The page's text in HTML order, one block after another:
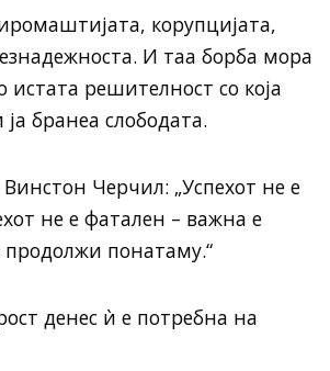
корупцијата,
И таа борба мора
истата решителност со која
бранеа слободата.
Черчил: „Успехот не е
не е фатален – важна е
продолжи понатаму.“
денес ѝ е потребна на